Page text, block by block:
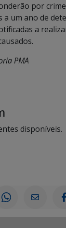
por
a um ano de
a
PMA
disponíveis.